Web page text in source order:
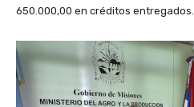
650.000,00 en créditos entregados.